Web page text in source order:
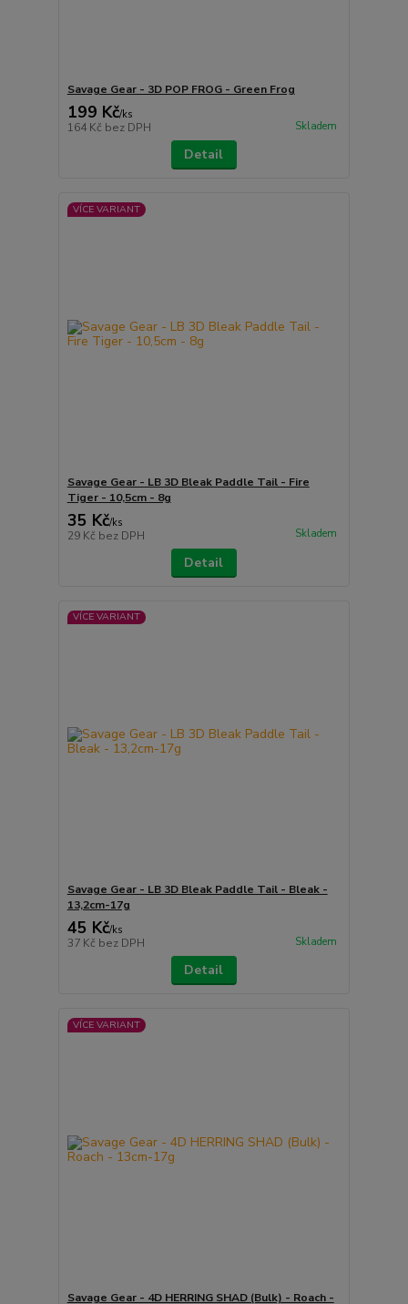
Savage Gear - 3D POP FROG - Green Frog
199 Kč/ks
164 Kč bez DPH Skladem
Detail
VÍCE VARIANT
Savage Gear - LB 3D Bleak Paddle Tail - Fire
Tiger - 10,5cm - 8g
35 Kč/ks
29 Kč bez DPH Skladem
Detail
VÍCE VARIANT
Savage Gear - LB 3D Bleak Paddle Tail - Bleak -
13,2cm-17g
45 Kč/ks
37 Kč bez DPH Skladem
Detail
VÍCE VARIANT
Savage Gear - 4D HERRING SHAD (Bulk) - Roach -